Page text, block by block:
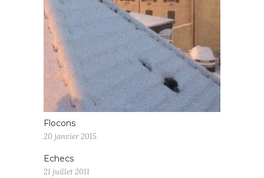
Flocons
20 janvier 2015
Echecs
21 juillet 2011